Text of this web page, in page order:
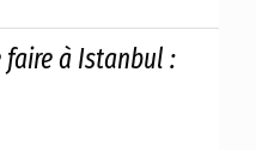
à Istanbul :